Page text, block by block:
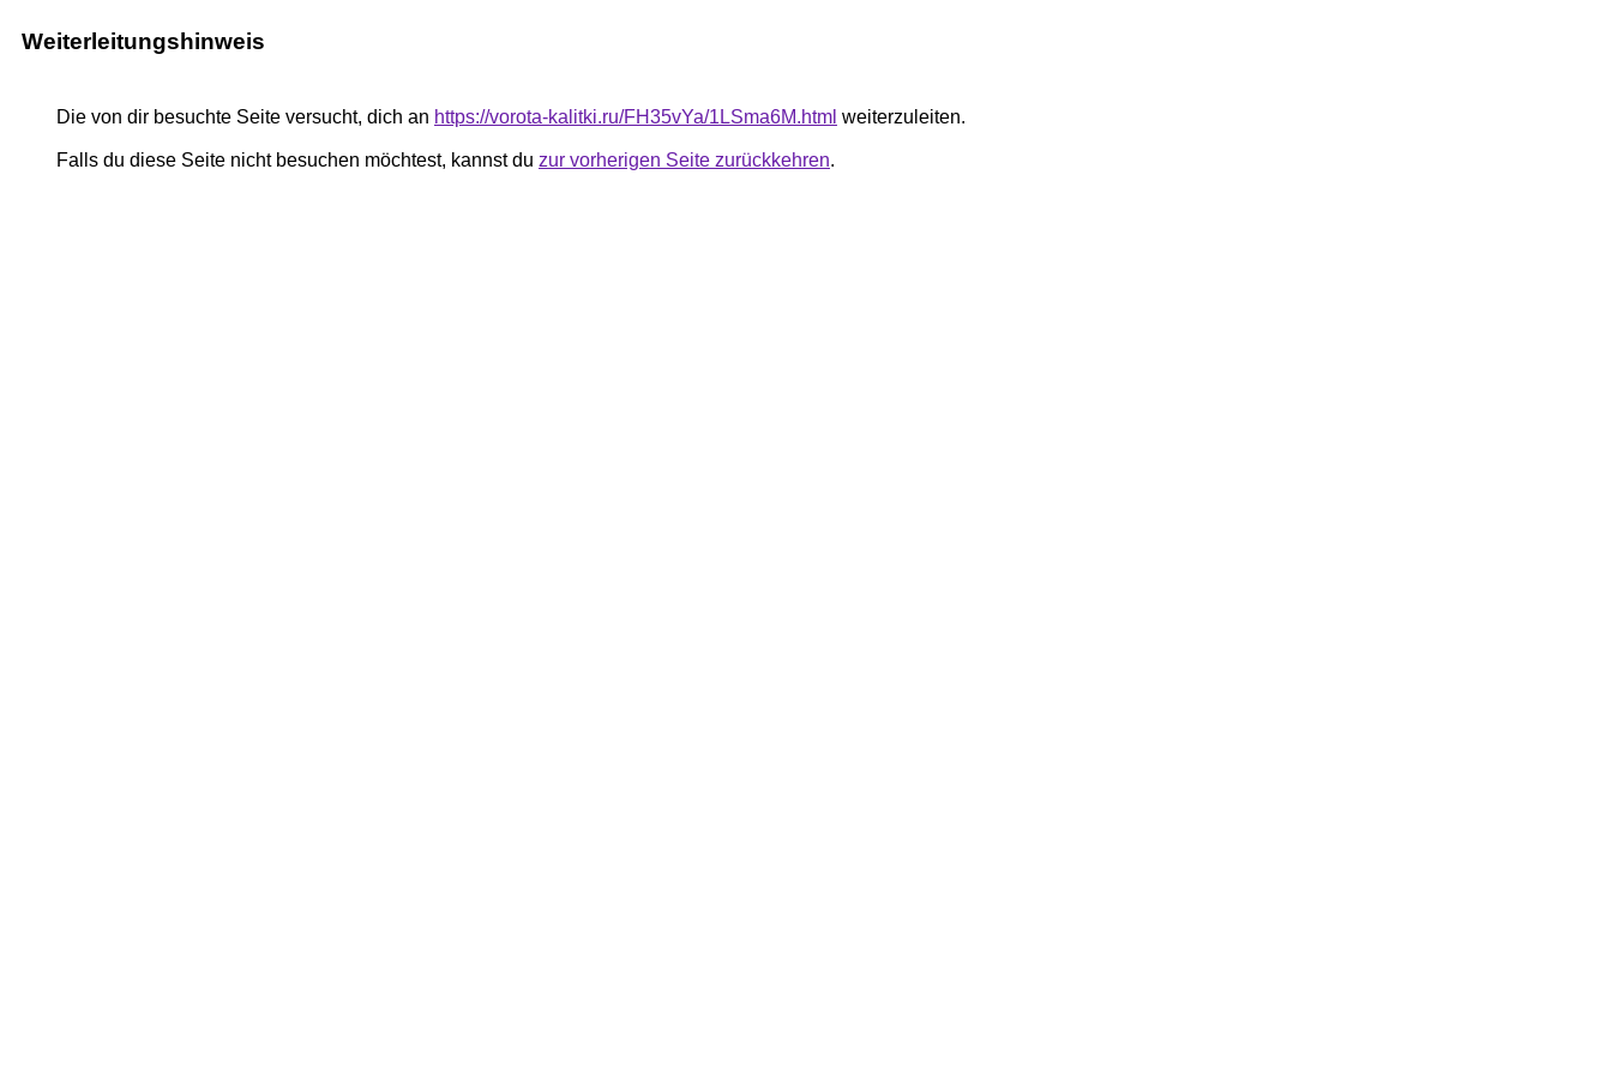
Weiterleitungshinweis
Die von dir besuchte Seite versucht, dich an https://vorota-kalitki.ru/FH35vYa/1LSma6M.html weiterzuleiten.
Falls du diese Seite nicht besuchen möchtest, kannst du zur vorherigen Seite zurückkehren.